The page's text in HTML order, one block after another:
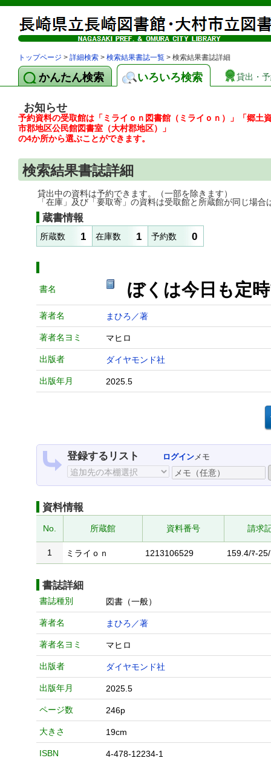
トップページ > 詳細検索 > 検索結果書誌一覧 > 検索結果書誌詳細
かんたん検索 いろいろ検索 貸出・
お知らせ
予約資料の受取館は「ミライｏｎ図書館（ミライｏｎ）」「郷
市郡地区公民館図書室（大村郡地区）」
の4か所から選ぶことができます。
検索結果書誌詳細
貸出中の資料は予約できます。（一部を除きます）
「在庫」及び「要取寄」の資料は受取館と所蔵館が同じ場合
蔵書情報
所蔵数 1 在庫数 1 予約数 0
書名 ぼくは今日も定
著者名 まひろ／著
著者名ヨミ マヒロ
出版者 ダイヤモンド社
出版年月 2025.5
登録するリスト ログインメモ
資料情報
No. 所蔵館 資料番号 請求
1 ミライｏｎ 1213106529 159.4/ﾏ-25/
書誌詳細
書誌種別 図書（一般）
著者名 まひろ／著
著者名ヨミ マヒロ
出版者 ダイヤモンド社
出版年月 2025.5
ページ数 246p
大きさ 19cm
ISBN 4-478-12234-1